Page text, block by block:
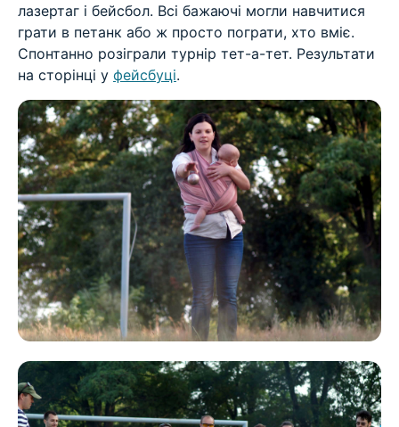
лазертаг і бейсбол. Всі бажаючі могли навчитися
грати в петанк або ж просто пограти, хто вміє.
Спонтанно розіграли турнір тет-а-тет. Результати
на сторінці у фейсбуці.